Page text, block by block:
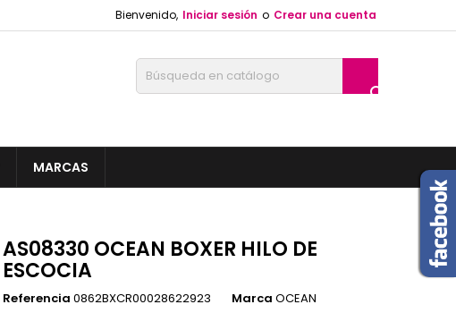
Bienvenido, Iniciar sesión o Crear una cuenta

MARCAS
AS08330 OCEAN BOXER HILO DE
ESCOCIA
Referencia 0862BXCR00028622923 Marca OCEAN